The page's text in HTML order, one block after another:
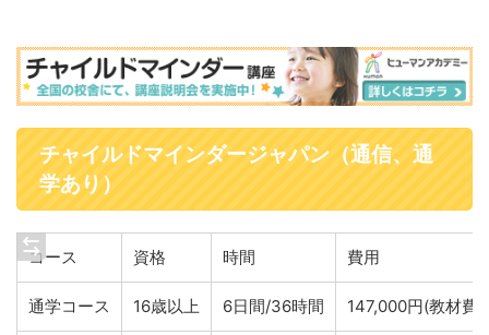
チャイルドマインダージャパン（通信、通
学あり）
コース 資格 時間 費用
通学コース 16歳以上 6日間/36時間 147,000円(教材費